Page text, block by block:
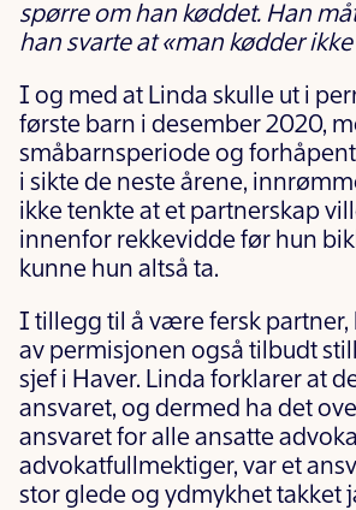
spørre om han køddet. Han
han svarte at «man kødder
I og med at Linda skulle ut i
første barn i desember 2020,
småbarnsperiode og
i sikte de neste årene,
ikke tenkte at et partnerskap
innenfor rekkevidde før hun
kunne hun altså ta.
I tillegg til å være fersk partner,
av permisjonen også tilbudt
sjef i Haver. Linda forklarer at
ansvaret, og dermed ha det
ansvaret for alle ansatte
advokatfullmektiger, var et
stor glede og ydmykhet takket